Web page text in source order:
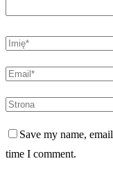
Save my name,
time I comment.